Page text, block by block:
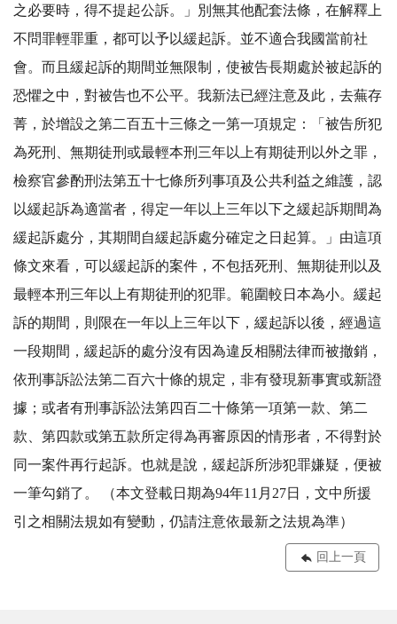
之必要時，得不提起公訴。」別無其他配套法條，在解釋上
不問罪輕罪重，都可以予以緩起訴。並不適合我國當前社
會。而且緩起訴的期間並無限制，使被告長期處於被起訴的
恐懼之中，對被告也不公平。我新法已經注意及此，去蕪存
菁，於增設之第二百五十三條之一第一項規定：「被告所犯
為死刑、無期徒刑或最輕本刑三年以上有期徒刑以外之罪，
檢察官參酌刑法第五十七條所列事項及公共利益之維護，認
以緩起訴為適當者，得定一年以上三年以下之緩起訴期間為
緩起訴處分，其期間自緩起訴處分確定之日起算。」由這項
條文來看，可以緩起訴的案件，不包括死刑、無期徒刑以及
最輕本刑三年以上有期徒刑的犯罪。範圍較日本為小。緩起
訴的期間，則限在一年以上三年以下，緩起訴以後，經過這
一段期間，緩起訴的處分沒有因為違反相關法律而被撤銷，
依刑事訴訟法第二百六十條的規定，非有發現新事實或新證
據；或者有刑事訴訟法第四百二十條第一項第一款、第二
款、第四款或第五款所定得為再審原因的情形者，不得對於
同一案件再行起訴。也就是說，緩起訴所涉犯罪嫌疑，便被
一筆勾銷了。 （本文登載日期為94年11月27日，文中所援
引之相關法規如有變動，仍請注意依最新之法規為準）
回上一頁